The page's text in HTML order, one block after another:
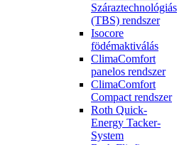
Száraztechnológiás
(TBS) rendszer
Isocore
födémaktiválás
ClimaComfort
panelos rendszer
ClimaComfort
Compact rendszer
Roth Quick-
Energy Tacker-
System